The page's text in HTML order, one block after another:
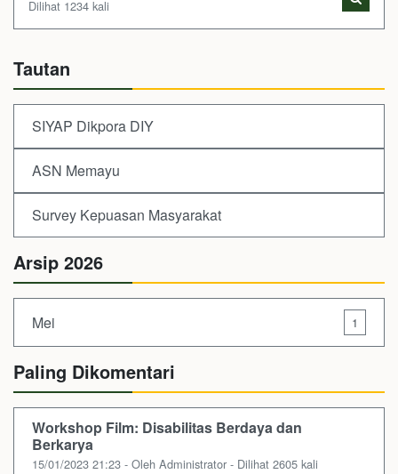
Dilihat 1234 kali
Tautan
SIYAP Dikpora DIY
ASN Memayu
Survey Kepuasan Masyarakat
Arsip 2026
Mei 1
Paling Dikomentari
Workshop Film: Disabilitas Berdaya dan
Berkarya
15/01/2023 21:23 - Oleh Administrator - Dilihat 2605 kali